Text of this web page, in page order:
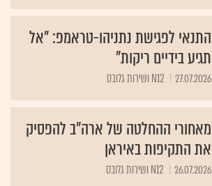
התנאי לפגישת נתניהו-טראמפ: "אל
תגיע בידיים ריקות"
27.07.2026 N12 ושירות גלובס
מאחורי ההחלטה של ארה"ב להפסיק
את התקיפות באיראן
26.07.2026 N12 ושירות גלובס